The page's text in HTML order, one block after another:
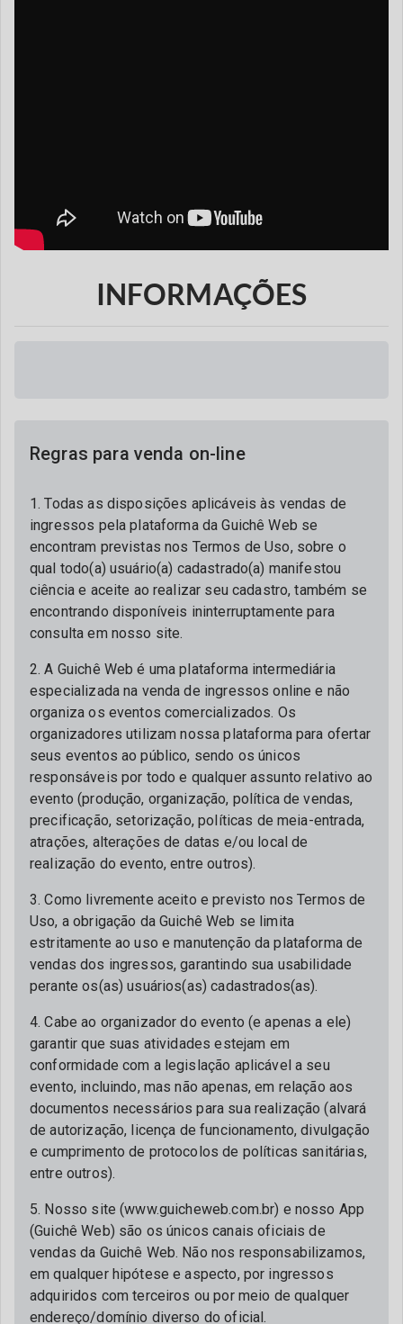
INFORMAÇÕES
Regras para venda on-line
1. Todas as disposições aplicáveis às vendas de
ingressos pela plataforma da Guichê Web se
encontram previstas nos Termos de Uso, sobre o
qual todo(a) usuário(a) cadastrado(a) manifestou
ciência e aceite ao realizar seu cadastro, também se
encontrando disponíveis ininterruptamente para
consulta em nosso site.
2. A Guichê Web é uma plataforma intermediária
especializada na venda de ingressos online e não
organiza os eventos comercializados. Os
organizadores utilizam nossa plataforma para ofertar
seus eventos ao público, sendo os únicos
responsáveis por todo e qualquer assunto relativo ao
evento (produção, organização, política de vendas,
precificação, setorização, políticas de meia-entrada,
atrações, alterações de datas e/ou local de
realização do evento, entre outros).
3. Como livremente aceito e previsto nos Termos de
Uso, a obrigação da Guichê Web se limita
estritamente ao uso e manutenção da plataforma de
vendas dos ingressos, garantindo sua usabilidade
perante os(as) usuários(as) cadastrados(as).
4. Cabe ao organizador do evento (e apenas a ele)
garantir que suas atividades estejam em
conformidade com a legislação aplicável a seu
evento, incluindo, mas não apenas, em relação aos
documentos necessários para sua realização (alvará
de autorização, licença de funcionamento, divulgação
e cumprimento de protocolos de políticas sanitárias,
entre outros).
5. Nosso site (www.guicheweb.com.br) e nosso App
(Guichê Web) são os únicos canais oficiais de
vendas da Guichê Web. Não nos responsabilizamos,
em qualquer hipótese e aspecto, por ingressos
adquiridos com terceiros ou por meio de qualquer
endereço/domínio diverso do oficial.